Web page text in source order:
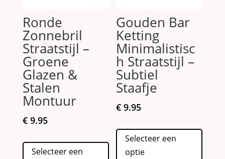
Ronde
Zonnebril
Straatstijl –
Groene
Glazen &
Stalen
Montuur
€9.95
Selecteer een
product
Gouden Bar
Ketting
Minimalistisc
h Straatstijl –
Subtiel
Staafje
€ 9.95
Selecteer een
optie